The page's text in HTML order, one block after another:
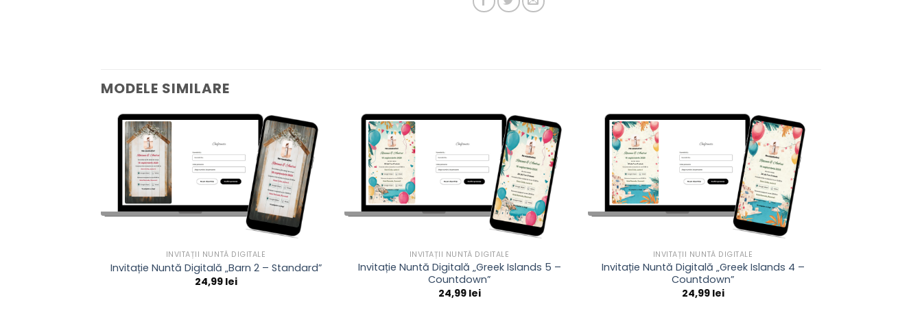
MODELE SIMILARE
INVITAȚII NUNTĂ DIGITALE
Invitație Nuntă Digitală „Barn 2 – Standard”
24,99 lei
INVITAȚII NUNTĂ DIGITALE
Invitație Nuntă Digitală „Greek Islands 5 –
Countdown”
24,99 lei
INVITAȚII NUNTĂ DIGITALE
Invitație Nuntă Digitală „Greek Islands 4 –
Countdown”
24,99 lei